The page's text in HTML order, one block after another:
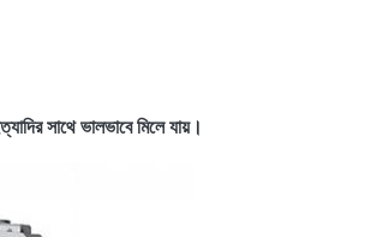
সাথে ভালভাবে মিলে যায়।